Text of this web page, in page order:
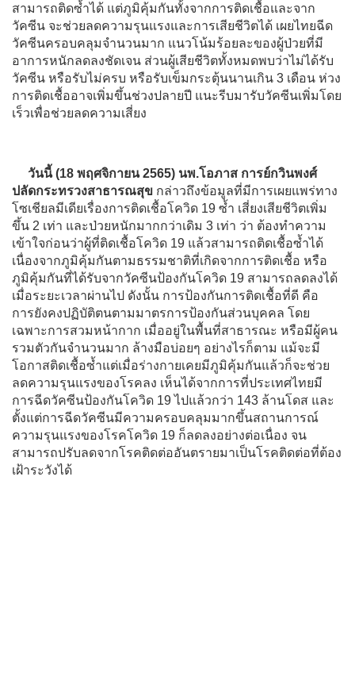
สามารถติดซ้ำได้ แต่ภูมิคุ้มกันทั้งจากการติดเชื้อและจาก
วัคซีน จะช่วยลดความรุนแรงและการเสียชีวิตได้ เผยไทยฉีด
วัคซีนครอบคลุมจำนวนมาก แนวโน้มร้อยละของผู้ป่วยที่มี
อาการหนักลดลงชัดเจน ส่วนผู้เสียชีวิตทั้งหมดพบว่าไม่ได้รับ
วัคซีน หรือรับไม่ครบ หรือรับเข็มกระตุ้นนานเกิน 3 เดือน ห่วง
การติดเชื้ออาจเพิ่มขึ้นช่วงปลายปี แนะรีบมารับวัคซีนเพิ่มโดย
เร็วเพื่อช่วยลดความเสี่ยง
วันนี้ (18 พฤศจิกายน 2565) นพ.โอภาส การย์กวินพงศ์
ปลัดกระทรวงสาธารณสุข กล่าวถึงข้อมูลที่มีการเผยแพร่ทาง
โซเชียลมีเดียเรื่องการติดเชื้อโควิด 19 ซ้ำ เสี่ยงเสียชีวิตเพิ่ม
ขึ้น 2 เท่า และป่วยหนักมากกว่าเดิม 3 เท่า ว่า ต้องทำความ
เข้าใจก่อนว่าผู้ที่ติดเชื้อโควิด 19 แล้วสามารถติดเชื้อซ้ำได้
เนื่องจากภูมิคุ้มกันตามธรรมชาติที่เกิดจากการติดเชื้อ หรือ
ภูมิคุ้มกันที่ได้รับจากวัคซีนป้องกันโควิด 19 สามารถลดลงได้
เมื่อระยะเวลาผ่านไป ดังนั้น การป้องกันการติดเชื้อที่ดี คือ
การยังคงปฏิบัติตนตามมาตรการป้องกันส่วนบุคคล โดย
เฉพาะการสวมหน้ากาก เมื่ออยู่ในพื้นที่สาธารณะ หรือมีผู้คน
รวมตัวกันจำนวนมาก ล้างมือบ่อยๆ อย่างไรก็ตาม แม้จะมี
โอกาสติดเชื้อซ้ำแต่เมื่อร่างกายเคยมีภูมิคุ้มกันแล้วก็จะช่วย
ลดความรุนแรงของโรคลง เห็นได้จากการที่ประเทศไทยมี
การฉีดวัคซีนป้องกันโควิด 19 ไปแล้วกว่า 143 ล้านโดส และ
ตั้งแต่การฉีดวัคซีนมีความครอบคลุมมากขึ้นสถานการณ์
ความรุนแรงของโรคโควิด 19 ก็ลดลงอย่างต่อเนื่อง จน
สามารถปรับลดจากโรคติดต่ออันตรายมาเป็นโรคติดต่อที่ต้อง
เฝ้าระวังได้